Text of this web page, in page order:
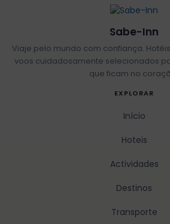
Sabe-Inn
Viaje pelo mundo com confiança.
voos cuidadosamente selecionados
que ficam no
EXPLORAR
Início
Hoteis
Actividades
Destinos
Transporte